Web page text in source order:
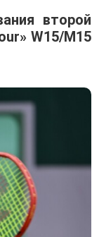
второй
W15/M15